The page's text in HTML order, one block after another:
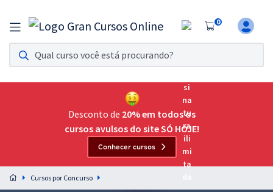
0
Assinatura Ilimitada 11
Acesso a todos os cursos. Teste grátis por 7 dias!
Assinatura OAB Até Passar
Acesso ilimitado a toda preparação para o Exame da
Preparação completa e intensiva para as principais
residências em saúde do Brasil
Desconto de 20% em todos os
cursos avulsos do site SÓ HOJE!
Conhecer cursos
Cursos por Concurso